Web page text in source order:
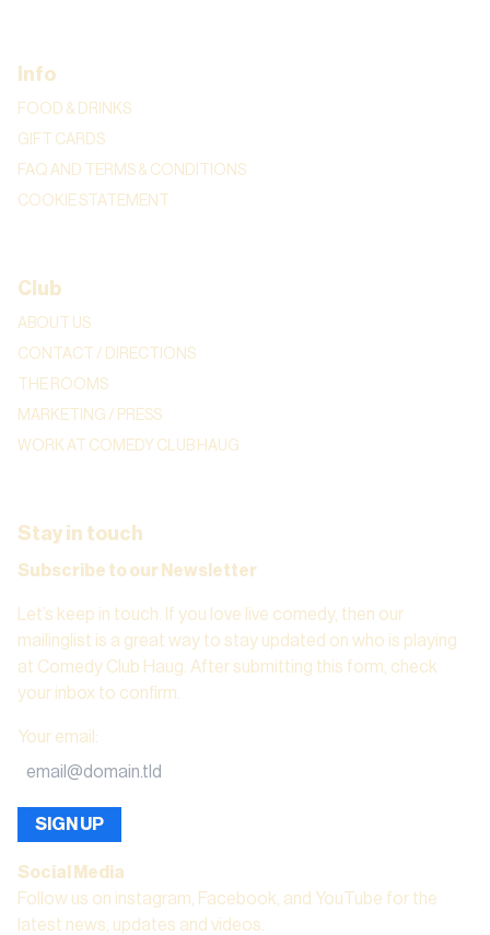
Info
FOOD & DRINKS
GIFT CARDS
FAQ AND TERMS & CONDITIONS
COOKIE STATEMENT
Club
ABOUT US
CONTACT / DIRECTIONS
THE ROOMS
MARKETING / PRESS
WORK AT COMEDY CLUB HAUG
Stay in touch
Subscribe to our Newsletter
Let’s keep in touch. If you love live comedy, then our
mailinglist is a great way to stay updated on who is playing
at Comedy Club Haug. After submitting this form, check
your inbox to confirm.
Your email :
SIGN UP
Social Media
Follow us on instagram, Facebook, and YouTube for the
latest news, updates and videos.